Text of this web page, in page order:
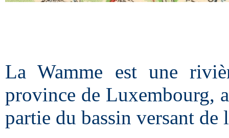
La Wamme est une
province de Luxembourg,
partie du bassin versant de